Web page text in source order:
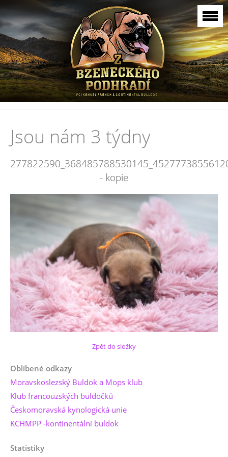
Jsou nám 3 týdny
- kopie
Zpět do složky
Oblíbené odkazy
Moravskoslezský Buldok a Mops klub
Klub francouzských buldočků
Českomoravská kynologická unie
KCHMPP -kontinentální buldok
Statistiky